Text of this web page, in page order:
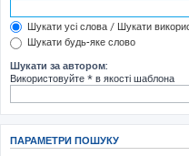
Шукати усі слова / Шукати
Шукати будь-яке слово
Шукати за автором:
Використовуйте * в якості шаблона
ПАРАМЕТРИ ПОШУКУ